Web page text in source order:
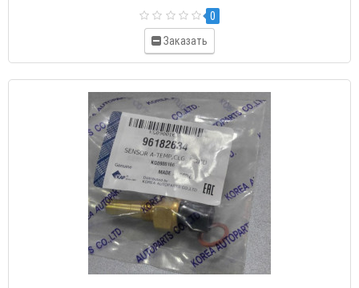
0
Заказать